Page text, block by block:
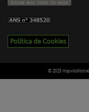
Política de Cookies
© 2025